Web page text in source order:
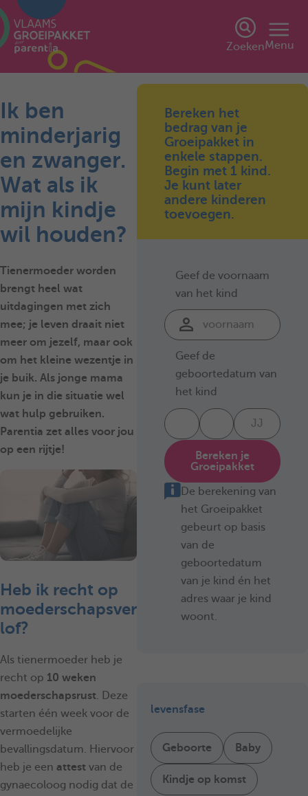
ZoekenMenu
Ik ben
minderjarig
en zwanger.
Wat als ik
mijn kindje
wil houden?
Tienermoeder worden
brengt heel wat
uitdagingen met zich
mee; je leven draait niet
meer om jezelf, maar ook
om het kleine wezentje in
je buik. Als jonge mama
kun je in die situatie wel
wat hulp gebruiken.
Parentia zet alles voor jou
op een rijtje!
Heb ik recht op
moederschapsver
lof?
Als tienermoeder heb je
recht op 10 weken
moederschapsrust. Deze
starten één week voor de
vermoedelijke
bevallingsdatum. Hiervoor
heb je een attest van de
gynaecoloog nodig dat de
Bereken het
bedrag van je
Groeipakket in
enkele stappen.
Begin met 1 kind.
Je kunt later
andere kinderen
toevoegen.
Geef de voornaam
van het kind
Geef de
geboortedatum van
het kind
Bereken je
Groeipakket
De berekening van
het Groeipakket
gebeurt op basis
van de
geboortedatum
van je kind én het
adres waar je kind
woont.
levensfase
Geboorte Baby
Kindje op komst